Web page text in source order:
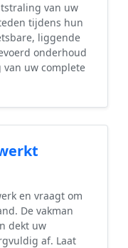
van uw
tijdens hun
liggende
onderhoud
van uw complete
en vraagt om
De vakman
dekt uw
af. Laat